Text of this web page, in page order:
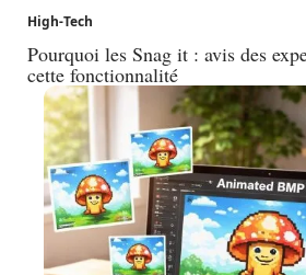
High-Tech
Pourquoi les Snag it : avis des
cette fonctionnalité